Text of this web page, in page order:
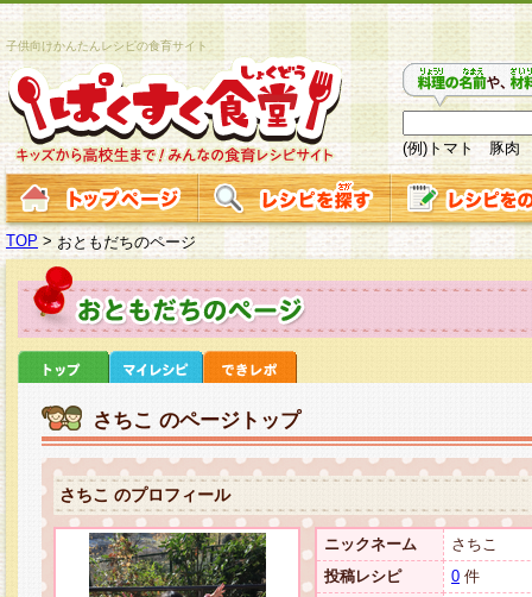
子供向けかんたんレシピの食育サイト
(例)トマト 豚肉
TOP >おともだちのページ
さちこ のページトップ
さちこ のプロフィール
ニックネーム
さちこ
投稿レシピ
0 件